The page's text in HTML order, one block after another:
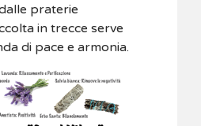
praterie
in trecce serve
di pace e armonia.